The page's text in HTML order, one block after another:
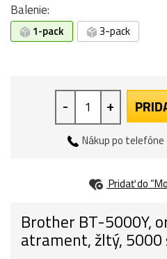
Balenie:
1-pack 3-pack
- +
Nákup po telefóne
Pridať do
Brother BT-5000Y,
atrament, žltý,